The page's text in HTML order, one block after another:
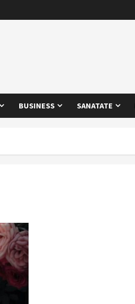
BUSINESS SANATATE